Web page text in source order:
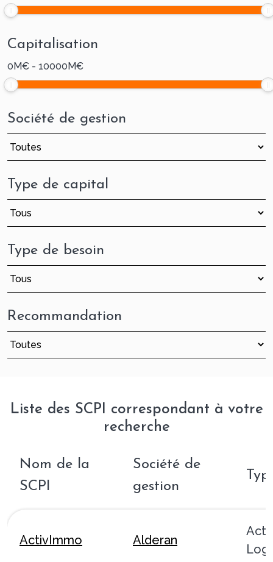
Capitalisation
0M€ - 10000M€
Société de gestion
Type de capital
Type de besoin
Recommandation
Liste des SCPI correspondant à votre
recherche
Nom de la
SCPI
Société de
gestion
ActivImmo Alderan